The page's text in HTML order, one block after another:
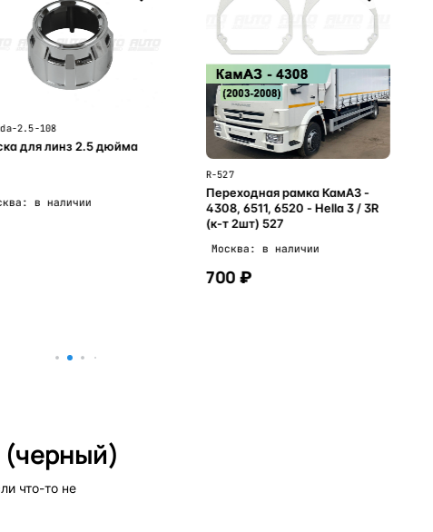
2.5-108
для линз 2.5 дюйма
в наличии
R-527
Переходная рамка КамАЗ -
4308, 6511, 6520 - Hella 3 / 3R
(к-т 2шт) 527
Москва: в наличии
700 ₽
(черный)
что-то не